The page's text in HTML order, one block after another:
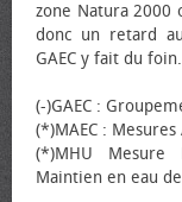
zone Natura
donc un retard
GAEC y fait du foin.
(-)GAEC :
(*)MAEC :
(*)MHU Mesure
Maintien en eau